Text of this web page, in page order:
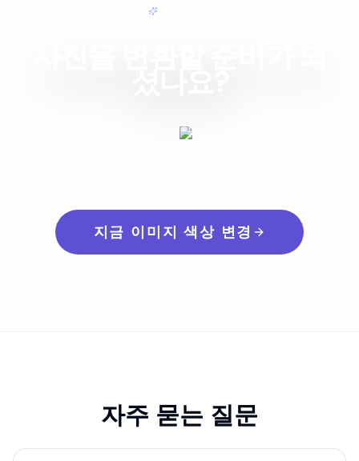
간편한 편집
편집 시간을 90% 단축하세요. 전문적인 일관성으
지금 이미지 색상 변경
자주 묻는 질문